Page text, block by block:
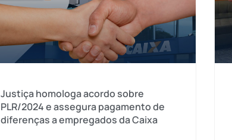
Justiça homologa acordo sobre
PLR/2024 e assegura pagamento de
diferenças a empregados da Caixa